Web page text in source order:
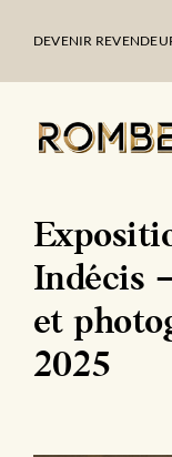
DEVENIR
Indécis
et
2025